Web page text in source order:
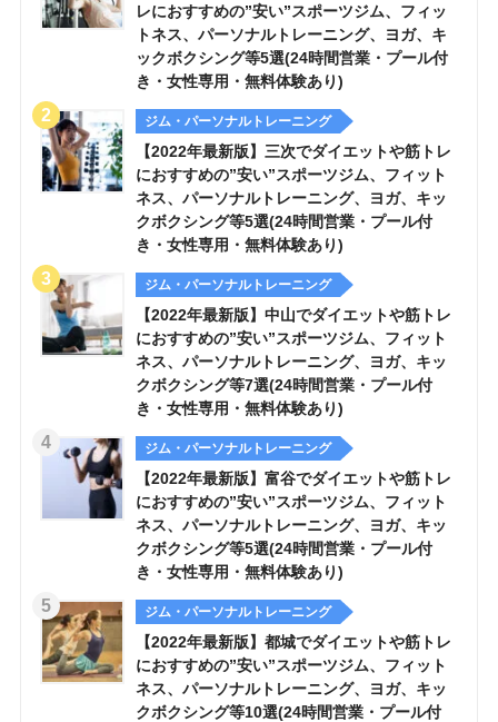
レにおすすめの”安い”スポーツジム、フィッ
トネス、パーソナルトレーニング、ヨガ、キ
ックボクシング等5選(24時間営業・プール付
き・女性専用・無料体験あり)
ジム・パーソナルトレーニング
【2022年最新版】三次でダイエットや筋トレ
におすすめの”安い”スポーツジム、フィット
ネス、パーソナルトレーニング、ヨガ、キッ
クボクシング等5選(24時間営業・プール付
き・女性専用・無料体験あり)
ジム・パーソナルトレーニング
【2022年最新版】中山でダイエットや筋トレ
におすすめの”安い”スポーツジム、フィット
ネス、パーソナルトレーニング、ヨガ、キッ
クボクシング等7選(24時間営業・プール付
き・女性専用・無料体験あり)
ジム・パーソナルトレーニング
【2022年最新版】富谷でダイエットや筋トレ
におすすめの”安い”スポーツジム、フィット
ネス、パーソナルトレーニング、ヨガ、キッ
クボクシング等5選(24時間営業・プール付
き・女性専用・無料体験あり)
ジム・パーソナルトレーニング
【2022年最新版】都城でダイエットや筋トレ
におすすめの”安い”スポーツジム、フィット
ネス、パーソナルトレーニング、ヨガ、キッ
クボクシング等10選(24時間営業・プール付